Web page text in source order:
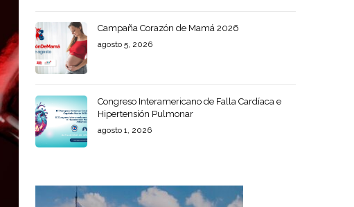
Campaña Corazón de Mamá 2026
agosto 5, 2026
Congreso Interamericano de Falla Cardíaca e
Hipertensión Pulmonar
agosto 1, 2026